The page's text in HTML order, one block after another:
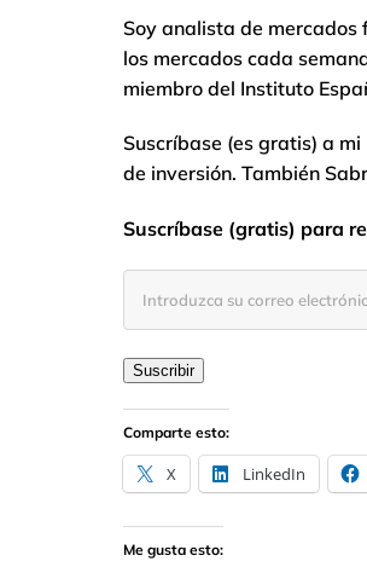
Soy analista de mercados
los mercados cada
miembro del Instituto
Suscríbase (es gratis) a
de inversión. También
Suscríbase (gratis) para
electrónico
Suscribir
Comparte esto:
X LinkedIn
Me gusta esto: